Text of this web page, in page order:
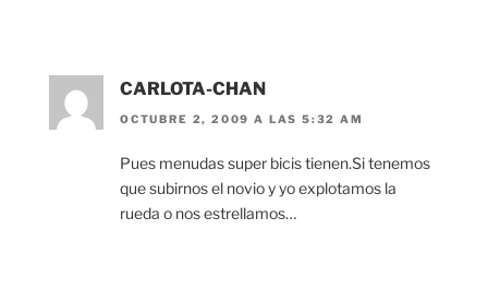
CARLOTA-CHAN
OCTUBRE 2, 2009 A LAS 5:32 AM
Pues menudas super bicis tienen.Si tenemos
que subirnos el novio y yo explotamos la
rueda o nos estrellamos…